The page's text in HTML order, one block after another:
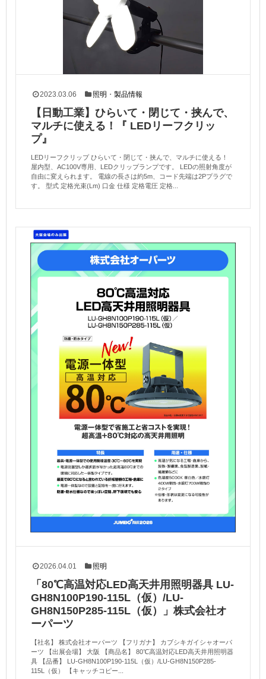
2023.03.06 照明 ・製品情報
【日動工業】ひらいて・閉じて・挟んで、
マルチに使える！『 LEDリーフクリッ
プ』
LEDリーフクリップ ひらいて・閉じて・挟んで、マルチに使える！
屋内型、AC100V専用、LEDクリップランプです。 LEDの照射角度が
自由に変えられます。 電線の長さは約5m、コード先端は2Pプラグで
す。 型式 定格光束(Lm) 口金 仕様 定格電圧 定格...
2026.04.01 照明
「80℃高温対応LED高天井用照明器具 LU-
GH8N100P190-115L（仮）/LU-
GH8N150P285-115L（仮）」株式会社オ
ーパーツ
【社名】 株式会社オーパーツ 【フリガナ】 カブシキガイシャオーパ
ーツ 【出展会場】 大阪 【商品名】 80℃高温対応LED高天井用照明器
具 【品番】 LU-GH8N100P190-115L（仮）/LU-GH8N150P285-
115L（仮） 【キャッチコピー...